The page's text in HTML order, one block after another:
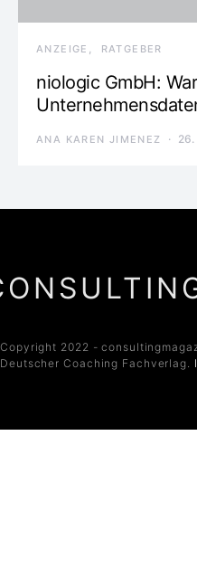
ANZEIGE RATGEBER
niologic GmbH:
ANA KAREN JIMENEZ
Copyright 2022 -
Deutscher Coaching Fachverlag.